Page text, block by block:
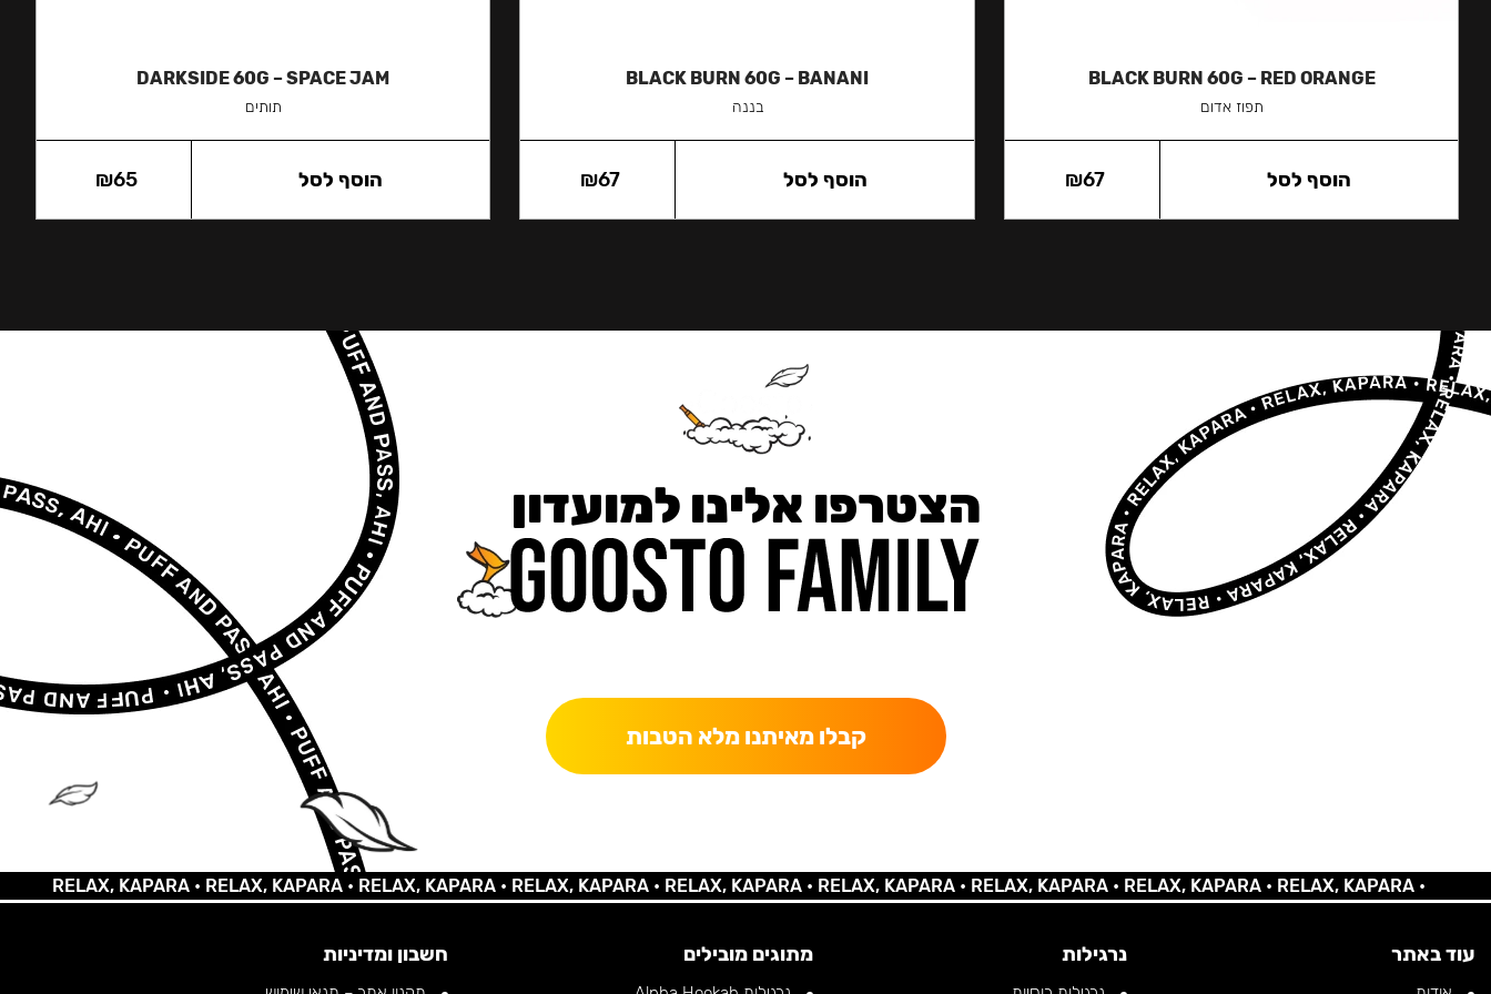
BLACK BURN 60G – RED ORANGE
תפוז אדום
₪67 הוסף לסל
BLACK BURN 60G – BANANI
בננה
₪67 הוסף לסל
DARKSIDE 60G – SPACE JAM
תותים
₪65 הוסף לסל
הצטרפו אלינו למועדון
קבלו מאיתנו מלא הטבות
RELAX, KAPARA •RELAX, KAPARA •RELAX, KAPARA •RELAX, KAPARA •RELAX, KAPARA •RELAX, KAPARA •RELAX, KAPARA •RELAX, KAPARA •RELAX, KAPARA •
עוד באתר נרגילות מתוגים מובילים חשבון ומדיניות